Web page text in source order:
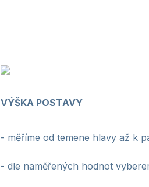
VÝŠKA POSTAVY
- měříme od temene hlavy až k
- dle naměřených hodnot